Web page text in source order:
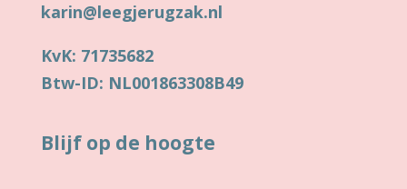
karin@leegjerugzak.nl
KvK: 71735682
Btw-ID: NL001863308B49
Blijf op de hoogte